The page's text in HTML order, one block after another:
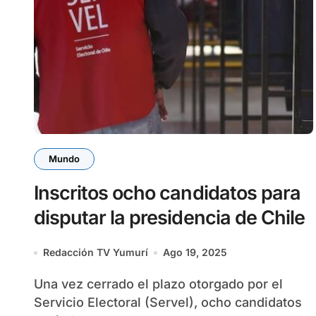
Mundo
Inscritos ocho candidatos para
disputar la presidencia de Chile
Redacción TV Yumurí Ago 19, 2025
Una vez cerrado el plazo otorgado por el
Servicio Electoral (Servel), ocho candidatos